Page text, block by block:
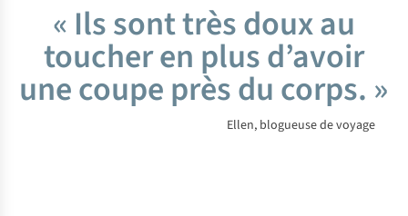
« Ils sont très doux au
toucher en plus d’avoir
une coupe près du corps. »
Ellen, blogueuse de voyage